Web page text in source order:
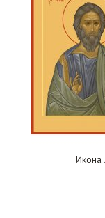
Икона